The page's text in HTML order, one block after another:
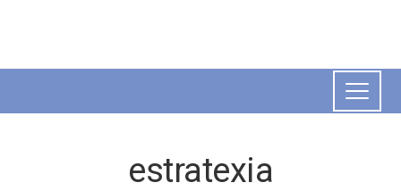
estratexia